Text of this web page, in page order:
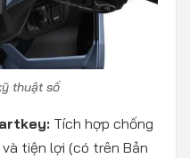
thuật số
Tích hợp chống
tiện lợi (có trên Bản